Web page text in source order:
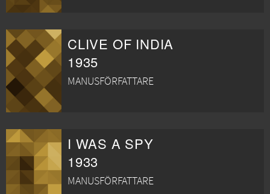
CLIVE OF INDIA
1935
MANUSFÖRFATTARE
I WAS A SPY
1933
MANUSFÖRFATTARE